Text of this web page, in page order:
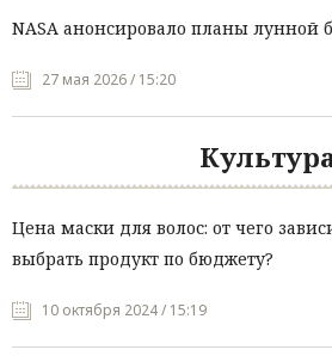
NASA анонсировало планы лунной
27 мая 2026 / 15:20
Цена маски для волос: от чего
выбрать продукт по бюджету?
10 октября 2024 / 15:19